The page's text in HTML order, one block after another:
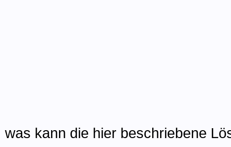
was kann die hier beschriebene